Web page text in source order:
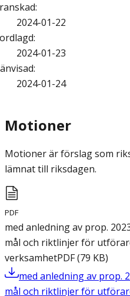
:
2024-01-22
:
2024-01-23
:
2024-01-24
Motioner
Motioner är förslag som
lämnat till riksdagen.
PDF
med anledning av prop.
mål och riktlinjer för
verksamhetPDF(79 KB)
med anledning av prop.
mål och riktlinjer för